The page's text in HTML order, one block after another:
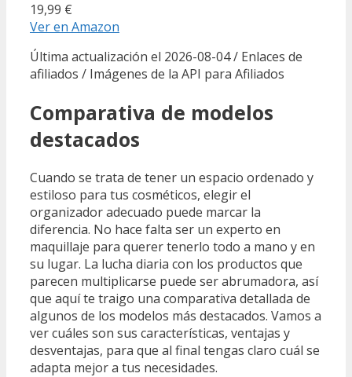
19,99 €
Ver en Amazon
Última actualización el 2026-08-04 / Enlaces de
afiliados / Imágenes de la API para Afiliados
Comparativa de modelos
destacados
Cuando se trata de tener un espacio ordenado y
estiloso para tus cosméticos, elegir el
organizador adecuado puede marcar la
diferencia. No hace falta ser un experto en
maquillaje para querer tenerlo todo a mano y en
su lugar. La lucha diaria con los productos que
parecen multiplicarse puede ser abrumadora, así
que aquí te traigo una comparativa detallada de
algunos de los modelos más destacados. Vamos a
ver cuáles son sus características, ventajas y
desventajas, para que al final tengas claro cuál se
adapta mejor a tus necesidades.